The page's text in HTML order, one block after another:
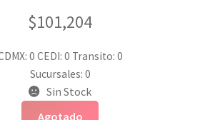
$101,204
0 CEDI: 0 Transito: 0
Sucursales: 0
Sin Stock
Agotado